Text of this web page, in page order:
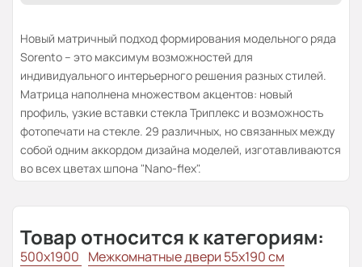
Новый матричный подход формирования модельного ряда
Sorento – это максимум возможностей для
индивидуального интерьерного решения разных стилей.
Матрица наполнена множеством акцентов: новый
профиль, узкие вставки стекла Триплекс и возможность
фотопечати на стекле. 29 различных, но связанных между
собой одним аккордом дизайна моделей, изготавливаются
во всех цветах шпона "Nano-flex".
Товар относится к категориям:
500x1900 Межкомнатные двери 55х190 см